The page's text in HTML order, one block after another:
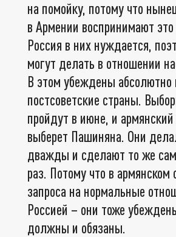
на помойку, потому что
в Армении воспринимают
Россия в них нуждается,
могут делать в отношении
В этом убеждены абсолютно
постсоветские страны.
пройдут в июне, и
выберет Пашиняна. Они
дважды и сделают то же
раз. Потому что в армянском
запроса на нормальные
Россией – они тоже
должны и обязаны.